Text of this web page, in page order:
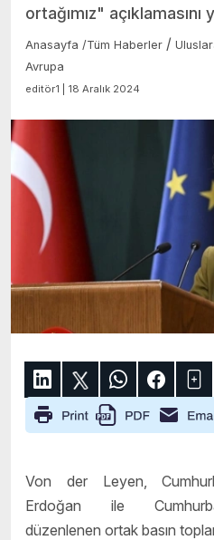
ortağımız" açıklamasını
Anasayfa /Tüm Haberler /
Avrupa
editör1 | 18 Aralık 2024
Von der Leyen,
Erdoğan ile
düzenlenen ortak basın